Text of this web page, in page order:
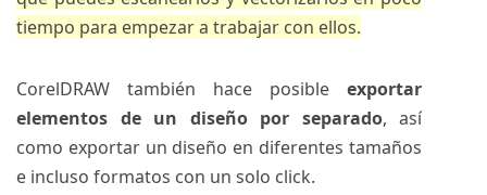
tiempo para empezar a trabajar con ellos.
CorelDRAW también hace posible exportar
elementos de un diseño por separado, así
como exportar un diseño en diferentes tamaños
e incluso formatos con un solo click.